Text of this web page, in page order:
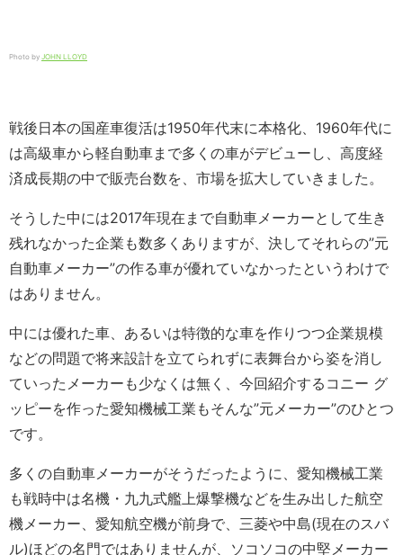
Photo by JOHN LLOYD
戦後日本の国産車復活は1950年代末に本格化、1960年代に
は高級車から軽自動車まで多くの車がデビューし、高度経
済成長期の中で販売台数を、市場を拡大していきました。
そうした中には2017年現在まで自動車メーカーとして生き
残れなかった企業も数多くありますが、決してそれらの”元
自動車メーカー”の作る車が優れていなかったというわけで
はありません。
中には優れた車、あるいは特徴的な車を作りつつ企業規模
などの問題で将来設計を立てられずに表舞台から姿を消し
ていったメーカーも少なくは無く、今回紹介するコニー グ
ッピーを作った愛知機械工業もそんな”元メーカー”のひとつ
です。
多くの自動車メーカーがそうだったように、愛知機械工業
も戦時中は名機・九九式艦上爆撃機などを生み出した航空
機メーカー、愛知航空機が前身で、三菱や中島(現在のスバ
ル)ほどの名門ではありませんが、ソコソコの中堅メーカー